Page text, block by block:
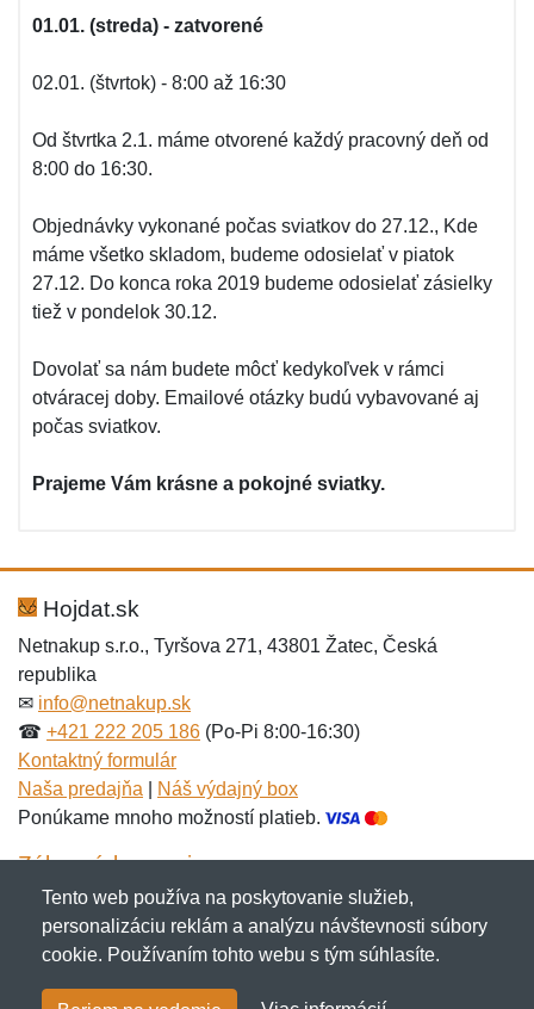
01.01. (streda) - zatvorené
02.01. (štvrtok) - 8:00 až 16:30
Od štvrtka 2.1. máme otvorené každý pracovný deň od
8:00 do 16:30.
Objednávky vykonané počas sviatkov do 27.12., Kde
máme všetko skladom, budeme odosielať v piatok
27.12. Do konca roka 2019 budeme odosielať zásielky
tiež v pondelok 30.12.
Dovolať sa nám budete môcť kedykoľvek v rámci
otváracej doby. Emailové otázky budú vybavované aj
počas sviatkov.
Prajeme Vám krásne a pokojné sviatky.
Hojdat.sk
Netnakup s.r.o., Tyršova 271, 43801 Žatec, Česká
republika
✉ info@netnakup.sk
☎ +421 222 205 186 (Po-Pi 8:00-16:30)
Kontaktný formulár
Naša predajňa
Náš výdajný box
Ponúkame mnoho možností platieb.
Zákaznícky servis
Novinky emailom
Copyright © 2007-2026 (19 rokov s vami)Netnakup.sk
Tento web používa na poskytovanie služieb,
personalizáciu reklám a analýzu návštevnosti súbory
cookie. Používaním tohto webu s tým súhlasíte.